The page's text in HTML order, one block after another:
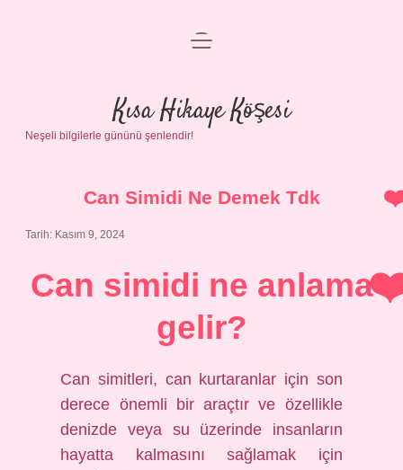
Anasayfa
Gizlilik Politikası
Yasal Uyarı
menüyü
Kısa Hikaye Köşesi
Neşeli bilgilerle gününü şenlendir!
Can Simidi Ne Demek Tdk
Tarih: Kasım 9, 2024
Can simidi ne anlama
gelir?
Can simitleri, can kurtaranlar için son
derece önemli bir araçtır ve özellikle
denizde veya su üzerinde insanların
hayatta kalmasını sağlamak için